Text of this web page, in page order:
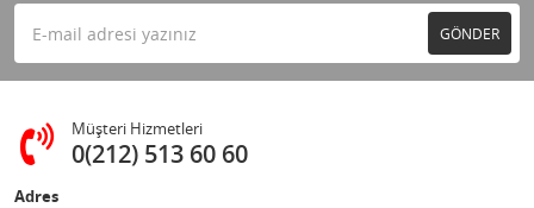
GÖNDER
Müşteri Hizmetleri
0(212) 513 60 60
Adres